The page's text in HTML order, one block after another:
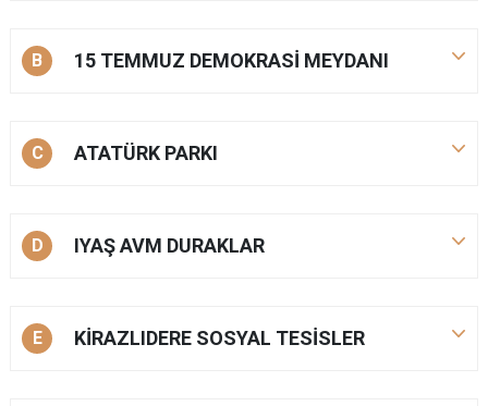
B 15 TEMMUZ DEMOKRASİ MEYDANI
C ATATÜRK PARKI
D IYAŞ AVM DURAKLAR
E KİRAZLIDERE SOSYAL TESİSLER